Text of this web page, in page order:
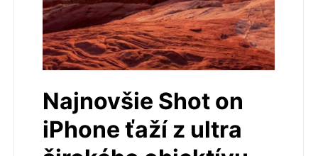
Najnovšie Shot on
iPhone ťaží z ultra